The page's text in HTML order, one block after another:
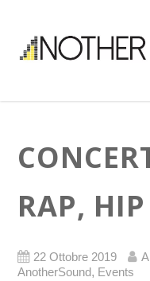
RAP,
22 Ottobre 2019
AnotherSound, Events